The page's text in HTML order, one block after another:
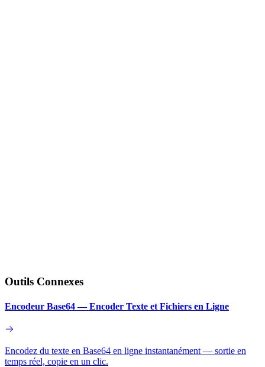
Outils Connexes
Encodeur Base64 — Encoder Texte et Fichiers en Ligne
Encodez du texte en Base64 en ligne instantanément — sortie en
temps réel, copie en un clic.